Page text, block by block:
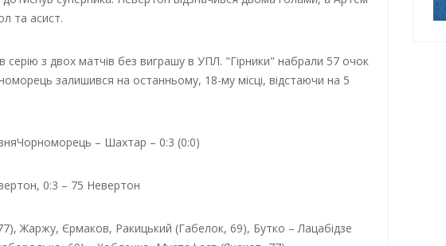
та асист.
серію з двох матчів без виграшу в УПЛ. "Гірники" набрали 57 очок
залишився на останньому, 18-му місці, відстаючи на 5
Чорноморець – Шахтар – 0:3 (0:0)
0:3 – 75 Невертон
Жаржу, Єрмаков, Ракицький (Габелок, 69), Бутко – Лацабідзе